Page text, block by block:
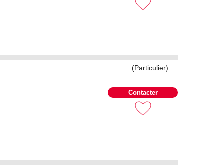
(Particulier)
Contacter